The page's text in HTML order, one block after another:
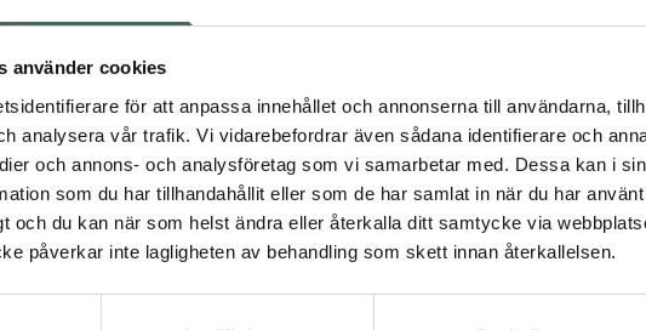
använder cookies
för att anpassa innehållet och annonserna till användarna,
analysera vår trafik. Vi vidarebefordrar även sådana identifierare och
och annons- och analysföretag som vi samarbetar med. Dessa kan i
som du har tillhandahållit eller som de har samlat in när du har
och du kan när som helst ändra eller återkalla ditt samtycke via
påverkar inte lagligheten av behandling som skett innan återkallelsen.
Estrid Travel Case Onyx
Resefodral för rakhyvel 1 st
NEEDS